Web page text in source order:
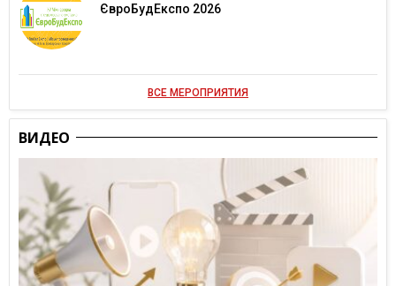
ЄвроБудЕкспо 2026
ВСЕ МЕРОПРИЯТИЯ
ВИДЕО